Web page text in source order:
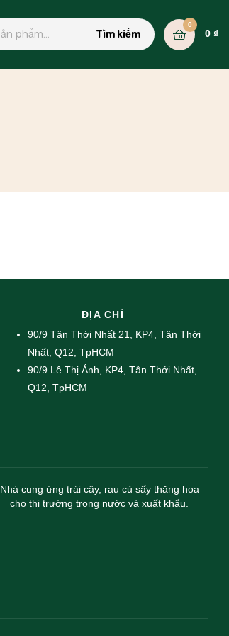
Tìm kiếm
0
0 ₫
ĐỊA CHỈ
90/9 Tân Thới Nhất 21, KP4, Tân Thới
Nhất, Q12, TpHCM
90/9 Lê Thị Ánh, KP4, Tân Thới Nhất,
Q12, TpHCM
Nhà cung ứng trái cây, rau củ sấy thăng hoa
cho thị trường trong nước và xuất khẩu.